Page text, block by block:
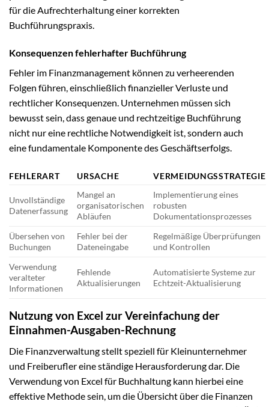
für die Aufrechterhaltung einer korrekten
Buchführungspraxis.
Konsequenzen fehlerhafter Buchführung
Fehler im Finanzmanagement können zu verheerenden
Folgen führen, einschließlich finanzieller Verluste und
rechtlicher Konsequenzen. Unternehmen müssen sich
bewusst sein, dass genaue und rechtzeitige Buchführung
nicht nur eine rechtliche Notwendigkeit ist, sondern auch
eine fundamentale Komponente des Geschäftserfolgs.
FEHLERART URSACHE VERMEIDUNGSSTRATEGIE
Unvollständige
Datenerfassung
Mangel an
organisatorischen
Abläufen
Implementierung eines
robusten
Dokumentationsprozesses
Übersehen von
Buchungen
Fehler bei der
Dateneingabe
Regelmäßige Überprüfungen
und Kontrollen
Verwendung
veralteter
Informationen
Fehlende
Aktualisierungen
Automatisierte Systeme zur
Echtzeit-Aktualisierung
Nutzung von Excel zur Vereinfachung der
Einnahmen-Ausgaben-Rechnung
Die Finanzverwaltung stellt speziell für Kleinunternehmer
und Freiberufler eine ständige Herausforderung dar. Die
Verwendung von Excel für Buchhaltung kann hierbei eine
effektive Methode sein, um die Übersicht über die Finanzen